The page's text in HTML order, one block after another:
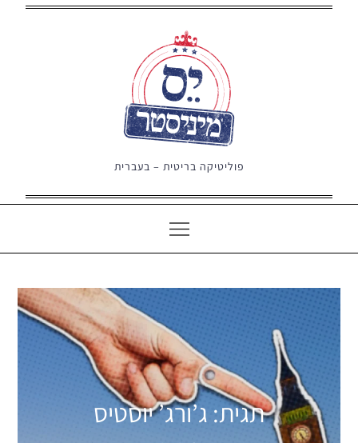
פוליטיקה בריטית – בעברית
תגית: ג’ורג’ יוסטיס